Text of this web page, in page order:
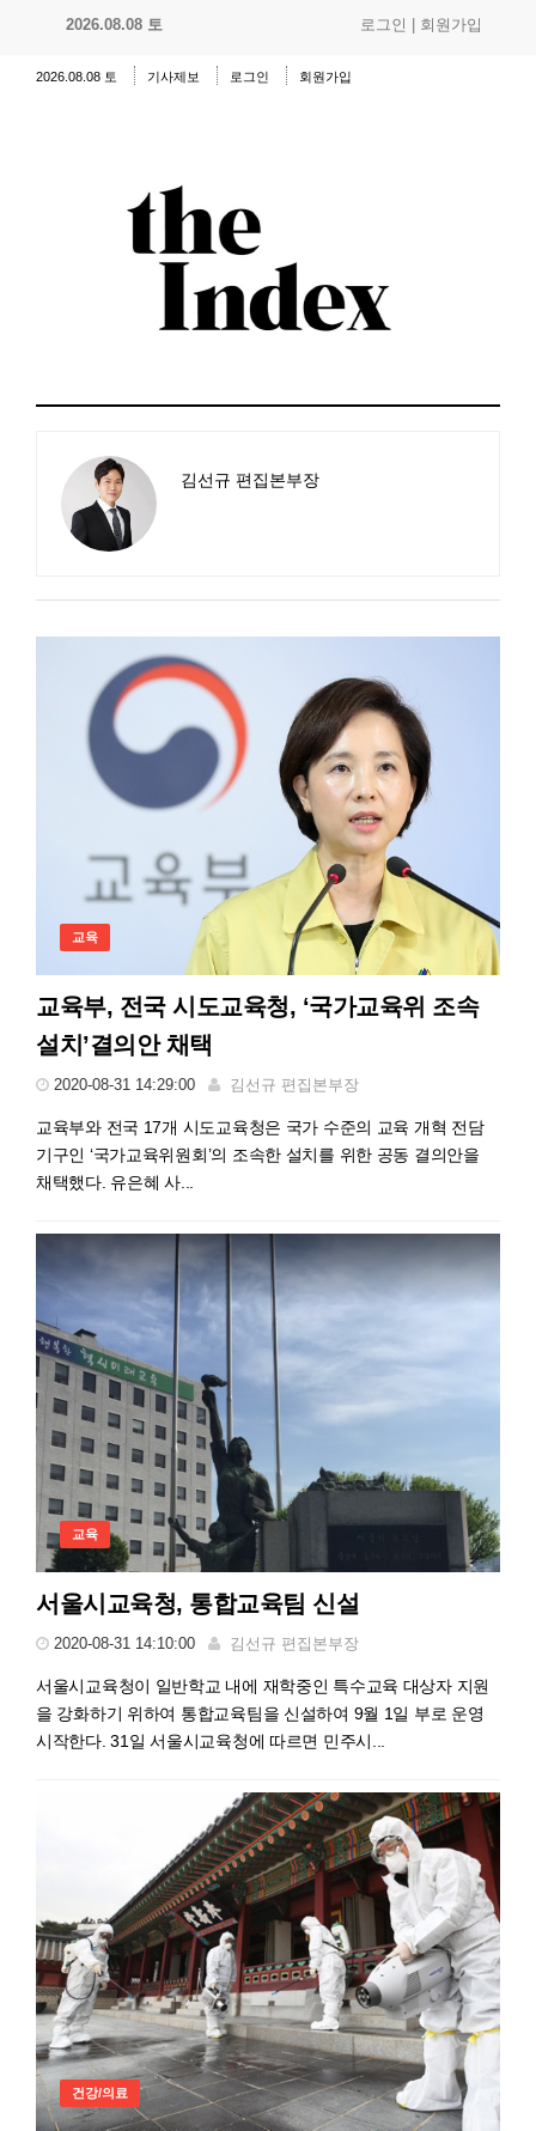
2026.08.08 토 로그인 회원가입
2026.08.08 토 기사제보 로그인 회원가입
김선규 편집본부장
교육
교육부, 전국 시도교육청, ‘국가교육위 조속
설치’결의안 채택
2020-08-31 14:29:00 김선규 편집본부장
교육부와 전국 17개 시도교육청은 국가 수준의 교육 개혁 전담
기구인 ‘국가교육위원회’의 조속한 설치를 위한 공동 결의안을
채택했다. 유은혜 사...
교육
서울시교육청, 통합교육팀 신설
2020-08-31 14:10:00 김선규 편집본부장
서울시교육청이 일반학교 내에 재학중인 특수교육 대상자 지원
을 강화하기 위하여 통합교육팀을 신설하여 9월 1일 부로 운영
시작한다. 31일 서울시교육청에 따르면 민주시...
건강/의료